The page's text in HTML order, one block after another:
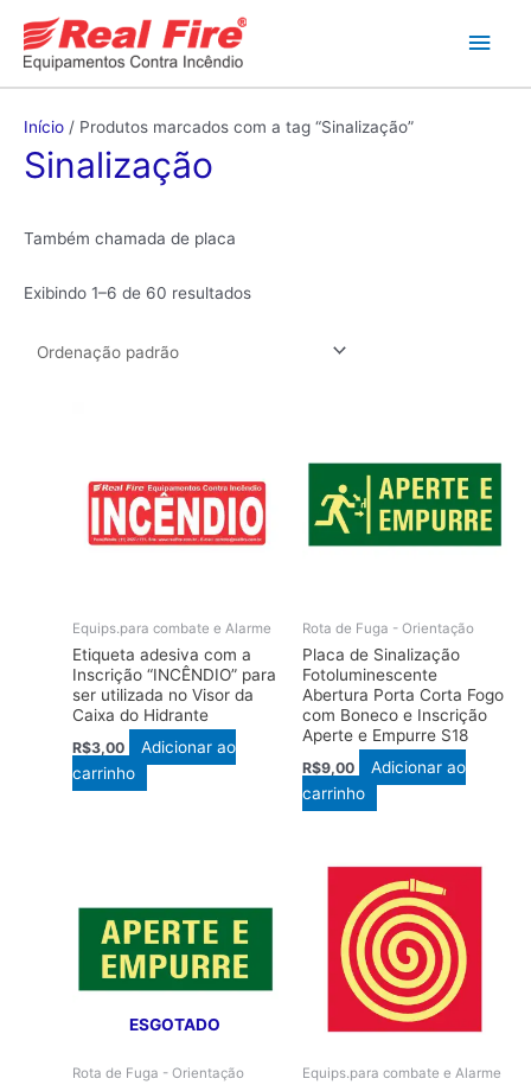
para
conteúdo
Início / Produtos marcados com a tag “Sinalização”
Sinalização
Também chamada de placa
Exibindo 1–6 de 60 resultados
Equips.para combate e Alarme
Etiqueta adesiva com a
Inscrição “INCÊNDIO” para
ser utilizada no Visor da
Caixa do Hidrante
R$3,00
Adicionar ao
carrinho
Rota de Fuga - Orientação
Placa de Sinalização
Fotoluminescente
Abertura Porta Corta Fogo
com Boneco e Inscrição
Aperte e Empurre S18
R$9,00
Adicionar ao
carrinho
ESGOTADO
Rota de Fuga - Orientação Equips.para combate e Alarme